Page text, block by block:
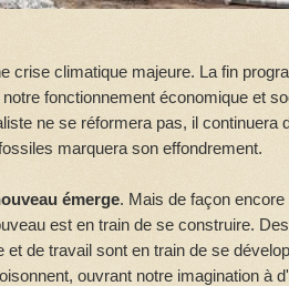
crise climatique majeure. La fin
fonctionnement économique et
ne se réformera pas, il continuera
marquera son effondrement.
émerge. Mais de façon encore
est en train de se construire.
et de travail sont en train de se
ouvrant notre imagination à